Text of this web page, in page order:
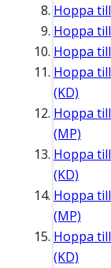
Hoppa till
Hoppa till
Hoppa till
Hoppa till
(KD)
Hoppa till
(MP)
Hoppa till
(KD)
Hoppa till
(MP)
Hoppa till
(KD)